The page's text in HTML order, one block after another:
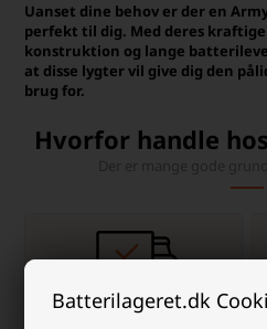
Batterilageret.dk
Uanset dine behov er der en
perfekt til dig. Med deres
konstruktion og lange
at disse lygter vil give dig den
brug for.
Hvorfor handle
Dag-til-dag levering